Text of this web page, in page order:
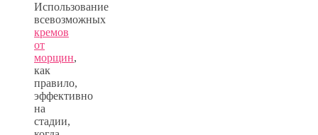
Использование
всевозможных
кремов
от
морщин,
как
правило,
эффективно
на
стадии,